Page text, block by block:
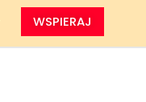
WSPIERAJ